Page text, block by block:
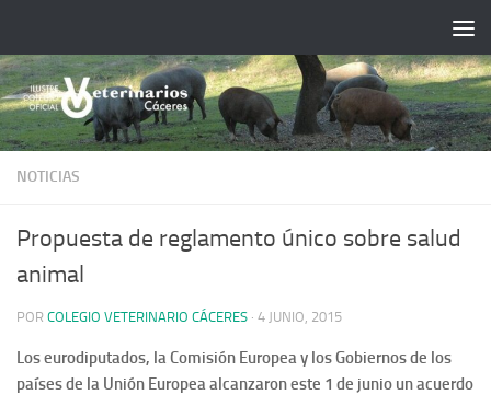
NOTICIAS
Propuesta de reglamento único sobre salud
animal
POR COLEGIO VETERINARIO CÁCERES · 4 JUNIO, 2015
Los eurodiputados, la Comisión Europea y los Gobiernos de los
países de la Unión Europea alcanzaron este 1 de junio un acuerdo